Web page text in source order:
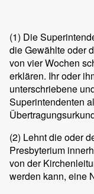
(1) Die
die Gewählte oder
von vier Wochen
erklären. Ihr oder
unterschriebene
Superintendenten
(2) Lehnt die oder
Presbyterium
von der
werden kann, eine